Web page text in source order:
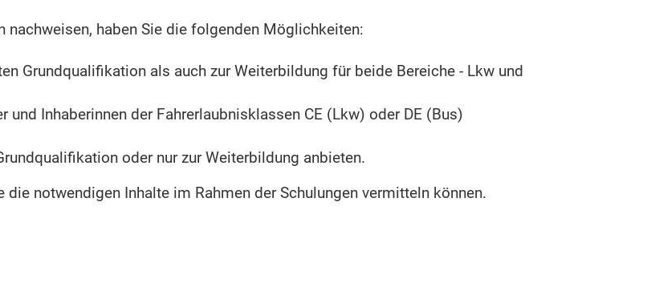
nachweisen, haben Sie die folgenden Möglichkeiten:
Grundqualifkation als auch zur Weiterbildung für beide Bereiche - Lkw und
und Inhaberinnen der Fahrerlaubnisklassen CE (Lkw) oder DE (Bus)
ion oder nur zur Weiterbildung anbieten.
notwendigen Inhalte im Rahmen der Schulungen vermitteln können.